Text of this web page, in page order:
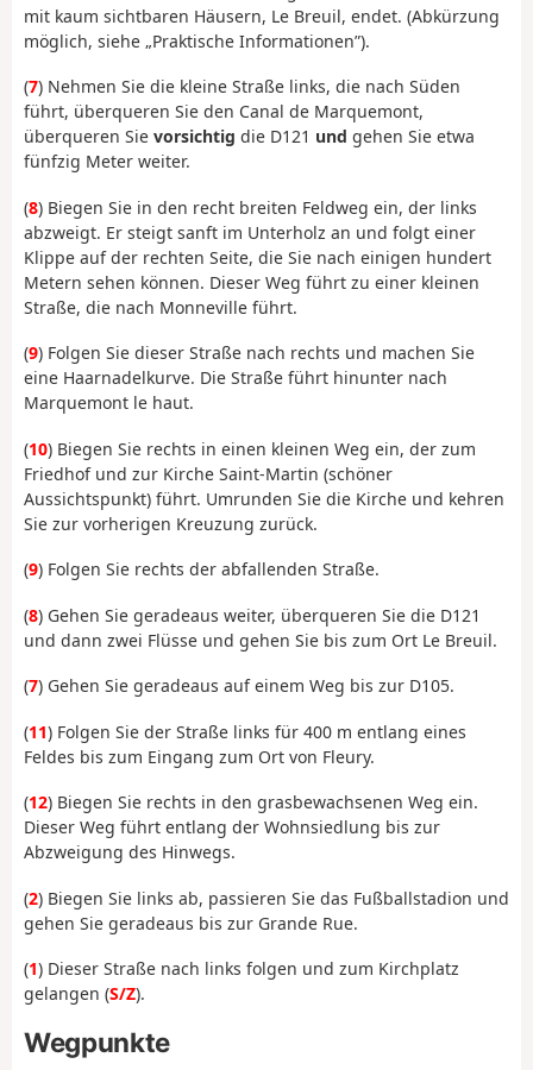
mit kaum sichtbaren Häusern, Le Breuil, endet. (Abkürzung
möglich, siehe „Praktische Informationen”).
(7) Nehmen Sie die kleine Straße links, die nach Süden
führt, überqueren Sie den Canal de Marquemont,
überqueren Sie vorsichtig die D121 und gehen Sie etwa
fünfzig Meter weiter.
(8) Biegen Sie in den recht breiten Feldweg ein, der links
abzweigt. Er steigt sanft im Unterholz an und folgt einer
Klippe auf der rechten Seite, die Sie nach einigen hundert
Metern sehen können. Dieser Weg führt zu einer kleinen
Straße, die nach Monneville führt.
(9) Folgen Sie dieser Straße nach rechts und machen Sie
eine Haarnadelkurve. Die Straße führt hinunter nach
Marquemont le haut.
(10) Biegen Sie rechts in einen kleinen Weg ein, der zum
Friedhof und zur Kirche Saint-Martin (schöner
Aussichtspunkt) führt. Umrunden Sie die Kirche und kehren
Sie zur vorherigen Kreuzung zurück.
(9) Folgen Sie rechts der abfallenden Straße.
(8) Gehen Sie geradeaus weiter, überqueren Sie die D121
und dann zwei Flüsse und gehen Sie bis zum Ort Le Breuil.
(7) Gehen Sie geradeaus auf einem Weg bis zur D105.
(11) Folgen Sie der Straße links für 400 m entlang eines
Feldes bis zum Eingang zum Ort von Fleury.
(12) Biegen Sie rechts in den grasbewachsenen Weg ein.
Dieser Weg führt entlang der Wohnsiedlung bis zur
Abzweigung des Hinwegs.
(2) Biegen Sie links ab, passieren Sie das Fußballstadion und
gehen Sie geradeaus bis zur Grande Rue.
(1) Dieser Straße nach links folgen und zum Kirchplatz
gelangen (S/Z).
Wegpunkte